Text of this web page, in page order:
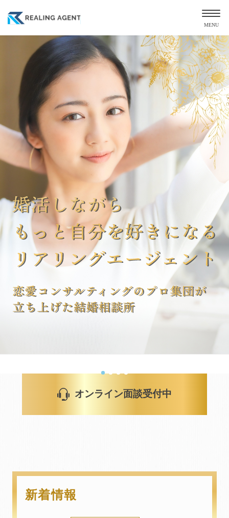
MENU
無料でオンライン面談予約する
VIP PLAN専属
マネージャー婚活
婚活で失敗したくない。
費用より結果を優先したい方向けプラン。
出逢いへ100%
コミットします。
理由はリアリングエージェントの運営にあった。
詳しくはこちら >
オンライン面談受付中
新着情報